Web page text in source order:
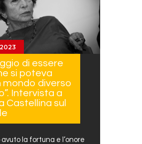
di essere
si poteva
mondo diverso
Intervista a
Castellina sul
la fortuna e l’onore